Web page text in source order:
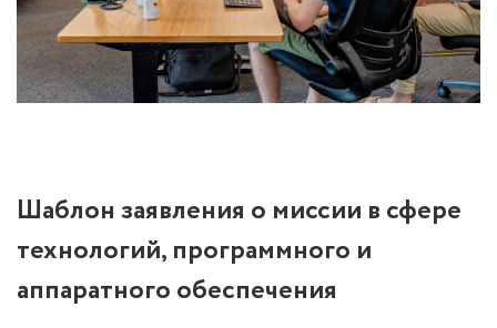
Шаблон заявления о миссии в сфере
технологий, программного и
аппаратного обеспечения